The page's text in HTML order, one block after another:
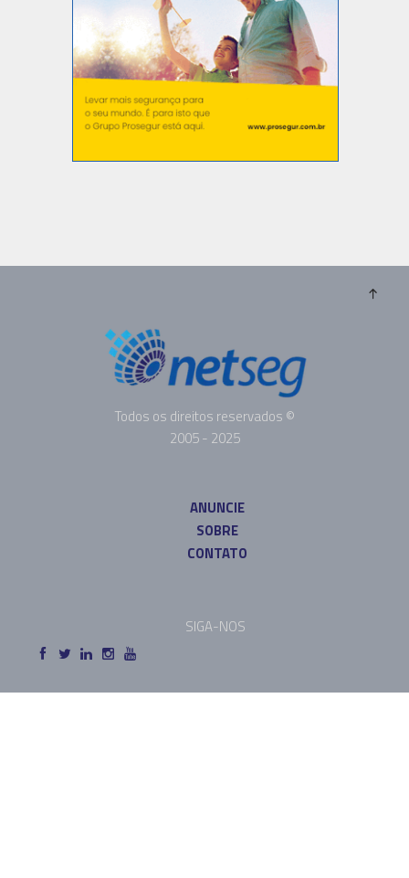
Todos os direitos reservados ©
2005 - 2025
ANUNCIE
SOBRE
CONTATO
SIGA-NOS